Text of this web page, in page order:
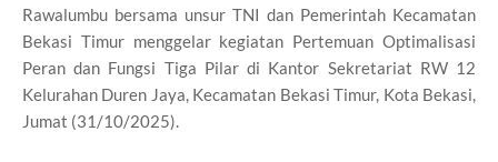
Rawalumbu bersama unsur TNI dan Pemerintah Kecamatan
Bekasi Timur menggelar kegiatan Pertemuan Optimalisasi
Peran dan Fungsi Tiga Pilar di Kantor Sekretariat RW 12
Kelurahan Duren Jaya, Kecamatan Bekasi Timur, Kota Bekasi,
Jumat (31/10/2025).